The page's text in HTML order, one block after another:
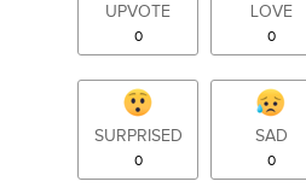
UPVOTE
0
LOVE
0
SURPRISED
0
SAD
0